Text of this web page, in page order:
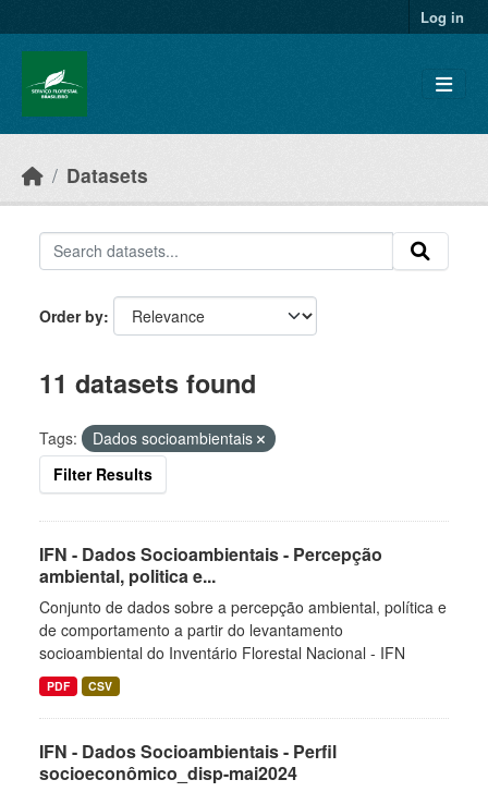
Log in
Datasets
Order by
11 datasets found
Tags:
Dados socioambientais
Filter Results
IFN - Dados Socioambientais - Percepção
ambiental, politica e...
Conjunto de dados sobre a percepção ambiental, política e
de comportamento a partir do levantamento
socioambiental do Inventário Florestal Nacional - IFN
PDF CSV
IFN - Dados Socioambientais - Perfil
socioeconômico_disp-mai2024